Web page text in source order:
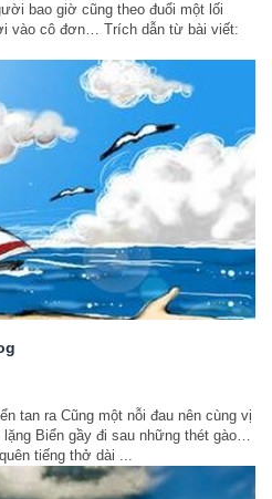
bao giờ cũng theo đuổi một lối
vào cô đơn… Trích dẫn từ bài viết:
tan ra Cũng một nỗi đau nên cùng vị
Biển gầy đi sau những thét gào…
tiếng thở dài ...